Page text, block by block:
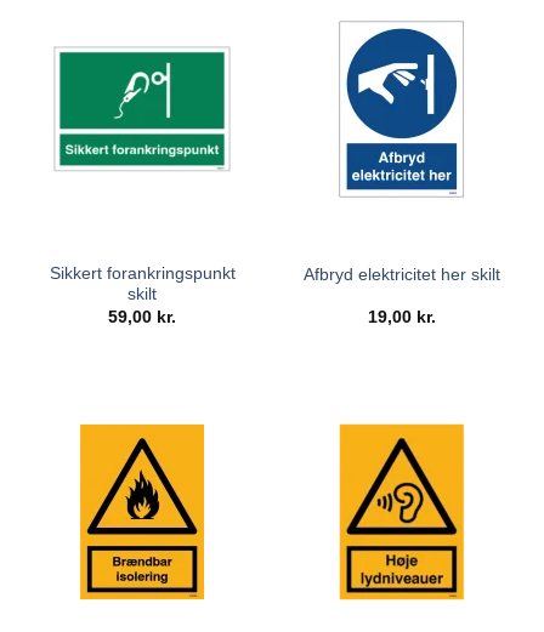
Sikkert forankringspunkt
skilt
59,00 kr.
Afbryd elektricitet her skilt
19,00 kr.